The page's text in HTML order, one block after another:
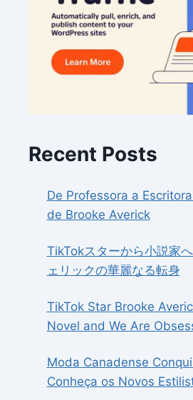
Recent Posts
De Professora a
de Brooke Averick
TikTokスターから小説家
ェリックの華麗なる転身
TikTok Star Brooke
Novel and We Are
Moda Canadense
Conheça os Novos